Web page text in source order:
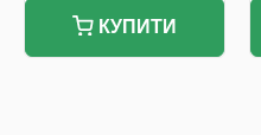
КУПИТИ